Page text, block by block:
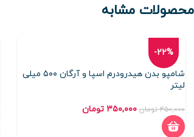
محصولات مشابه
-22%
شامپو بدن هیدرودرم اسپا و آرگان ۵۰۰ میلی
لیتر
۴۵۰,۰۰۰ تومان ۳۵۰,۰۰۰ تومان